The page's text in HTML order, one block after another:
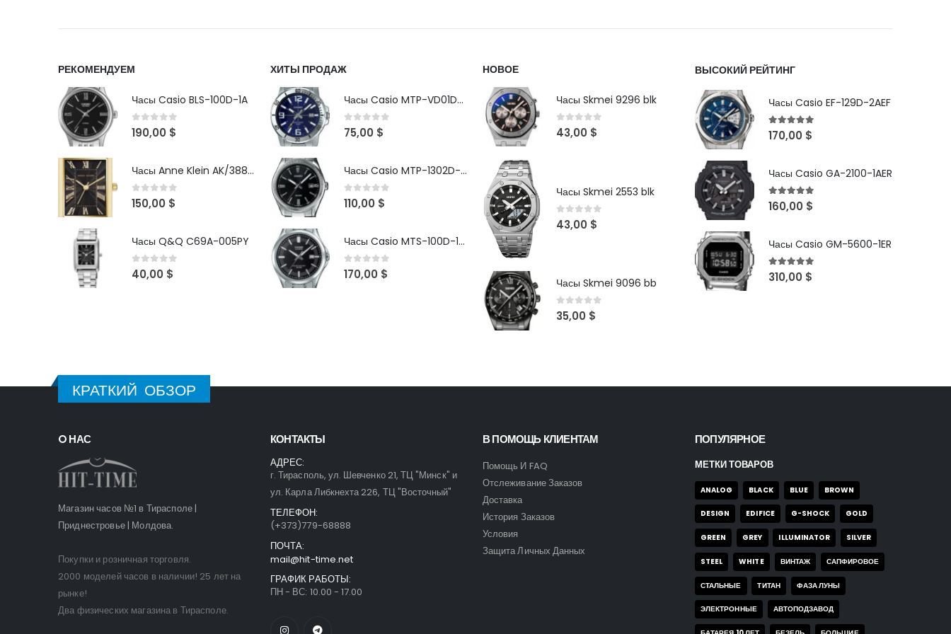
РЕКОМЕНДУЕМ
Часы Casio BLS-100D-1A
0out of 5
190,00 $
Часы Anne Klein AK/3882BKGB
0out of 5
150,00 $
Часы Q&Q C69A-005PY
0 out of 5
40,00 $
ХИТЫ ПРОДАЖ
Часы Casio MTP-VD01D-2B
0out of 5
75,00 $
Часы Casio MTP-1302D-1A1VDF
0out of 5
110,00 $
Часы Casio MTS-100D-1AV
0out of 5
170,00 $
НОВОЕ
Часы Skmei 9296 blk
0 out of 5
43,00 $
Часы Skmei 2553 blk
0 out of 5
43,00 $
Часы Skmei 9096 bb
0out of 5
35,00 $
ВЫСОКИЙ РЕЙТИНГ
Часы Casio EF-129D-2AEF
5out of 5
170,00 $
Часы Casio GA-2100-1AER
5out of 5
160,00 $
Часы Casio GM-5600-1ER
5out of 5
310,00 $
КРАТКИЙ ОБЗОР
O НАС
Магазин часов №1 в Тирасполе |
Приднестровье | Молдова.
Покупки и розничная торговля.
2000 моделей часов в наличии! 25 лет на
рынке!
Два физических магазина в Тирасполе.
КОНТАКТЫ
АДРЕС:
г. Тирасполь, ул. Шевченко 21, ТЦ "Минск" и
ул. Карла Либкнехта 226, ТЦ "Восточный"
ТЕЛЕФОН:
(+373)779-68888
ПОЧТА:
mail@hit-time.net
ГРАФИК РАБОТЫ:
ПН - ВС: 10.00 - 17.00
В ПОМОЩЬ КЛИЕНТАМ
Помощь И FAQ
Отслеживание Заказов
Доставка
История Заказов
Условия
Защита Личных Данных
ПОПУЛЯРНОЕ
МЕТКИ ТОВАРОВ
ANALOG BLACK BLUE BROWN
DESIGN EDIFICE G-SHOCK GOLD
GREEN GREY ILLUMINATOR SILVER
STEEL WHITE ВИНТАЖ САПФИРОВОЕ
СТАЛЬНЫЕ ТИТАН ФАЗА ЛУНЫ
ЭЛЕКТРОННЫЕ АВТОПОДЗАВОД